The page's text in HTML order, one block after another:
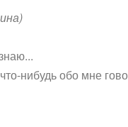
нибудь обо мне